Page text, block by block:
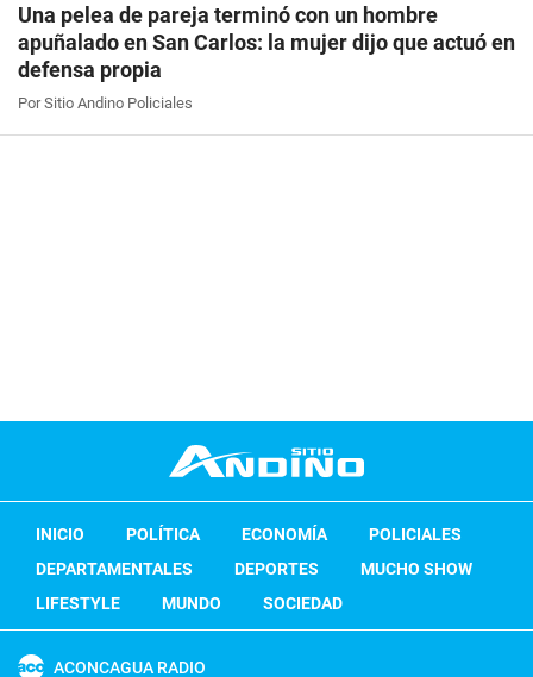
Una pelea de pareja terminó con un hombre
apuñalado en San Carlos: la mujer dijo que actuó en
defensa propia
Por Sitio Andino Policiales
INICIO POLÍTICA ECONOMÍA
POLICIALES
DEPARTAMENTALES
DEPORTES
MUCHO SHOW
LIFESTYLE
MUNDO SOCIEDAD
ACONCAGUA RADIO